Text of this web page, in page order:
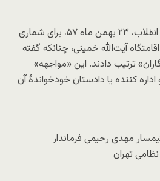
همان شب نخست پیروزی انقلاب، ٢٣ بهمن ماه ۵٧، برای شماری
آیت‌الله خمینی، چنانکه گفته
ترتیب دادند. این «مواجهه»
کننده یا دادستان خودخواندۀ آن
مهدی رحیمی فرماندار
نظامی تهران